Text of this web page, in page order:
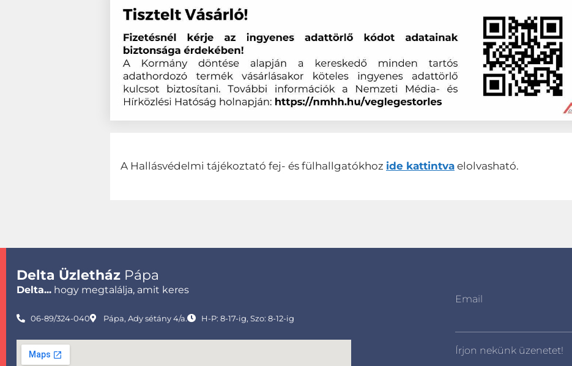
A Hallásvédelmi tájékoztató fej- és fülhallgatókhoz ide kattintva elolvasható.
Delta Üzletház Pápa
Delta... hogy megtalálja, amit keres
06-89/324-040 Pápa, Ady sétány 4/a. H-P: 8-17-ig, Szo: 8-12-ig
Email
Írjon nekünk üzenetet!